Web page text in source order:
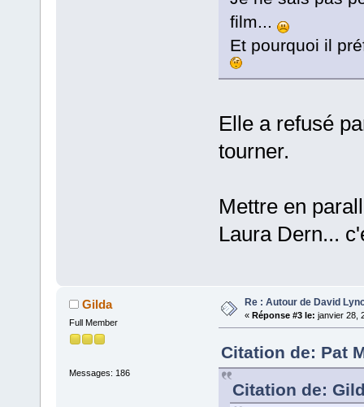
film...
Et pourquoi il
Elle a refusé
tourner.
Mettre en
Laura Dern...
Gilda
Full Member
Messages: 186
Re : Autour de David
« Réponse #3 le: janvier 28,
Citation de: Pat
Citation de: